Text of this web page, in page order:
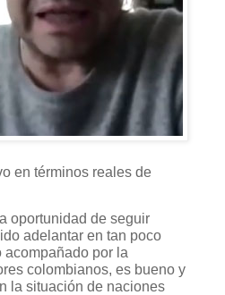
en términos reales de
oportunidad de seguir
adelantar en tan poco
por la
colombianos, es bueno y
la situación de naciones